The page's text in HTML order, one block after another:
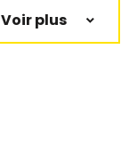
Voir plus